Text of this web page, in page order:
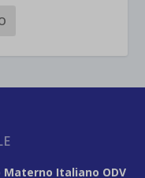
Italiano ODV